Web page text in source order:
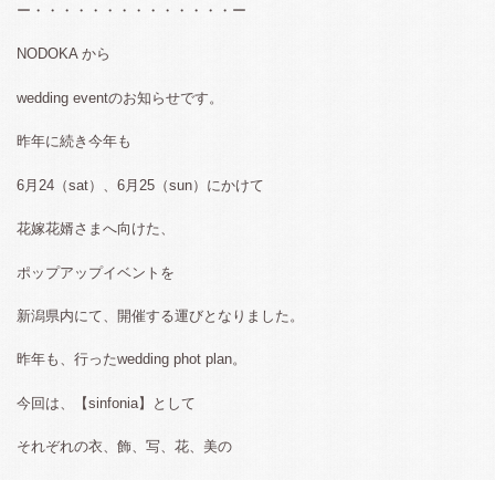
ー・・・・・・・・・・・・・・ー
NODOKA から
wedding eventのお知らせです。
昨年に続き今年も
6月24（sat）、6月25（sun）にかけて
花嫁花婿さまへ向けた、
ポップアップイベントを
新潟県内にて、開催する運びとなりました。
昨年も、行ったwedding phot plan。
今回は、【sinfonia】として
それぞれの衣、飾、写、花、美の